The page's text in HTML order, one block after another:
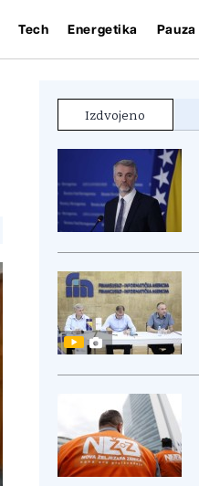
Tech Energetika Pauza
Izdvojeno